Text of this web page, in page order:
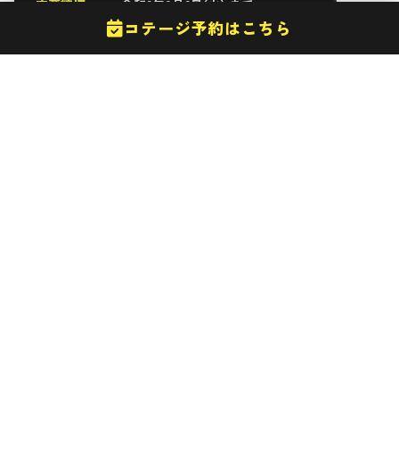
応募締切 令和8年9月8日(火) まで
コテージ予約はこちら